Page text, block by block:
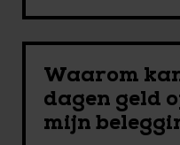
Waarom
dagen geld
mijn